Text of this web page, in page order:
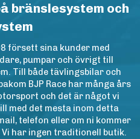
bränslesystem och
försett sina kunder med
pumpar och övrigt till
Till både tävlingsbilar och
BJP Race har många års
och det är något vi
med det mesta inom detta
telefon eller om ni kommer
har ingen traditionell butik.